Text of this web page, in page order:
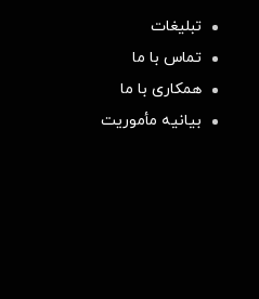
تبلیغات
تماس با ما
همکاری با ما
بیانیه مأموریت